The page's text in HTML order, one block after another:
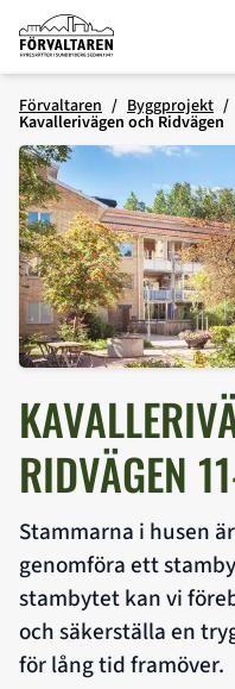
Hoppa till innehåll
Förvaltaren
Förvaltaren Byggprojekt
Kavallerivägen och Ridvägen
RIDVÄGEN
Stammarna i husen
genomföra ett
stambytet kan vi
och säkerställa en
för lång tid framöver.